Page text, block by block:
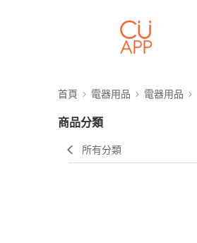
首頁 電器用品 電器用品
商品分類
所有分類